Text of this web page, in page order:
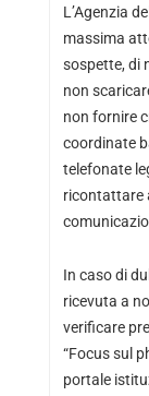
L’Agenzia
massima
sospette, di
non
non fornire
coordinate
telefonate
ricontattare
In caso di
ricevuta a
verificare
“Focus sul
portale